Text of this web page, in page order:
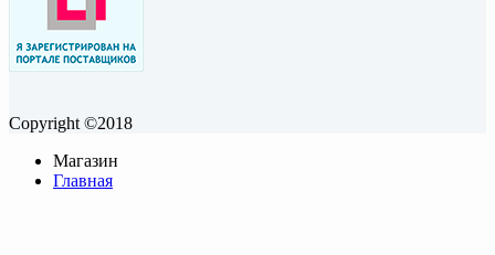
Copyright ©2018
Магазин
Главная